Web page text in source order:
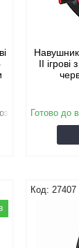
II
Готово до
27407